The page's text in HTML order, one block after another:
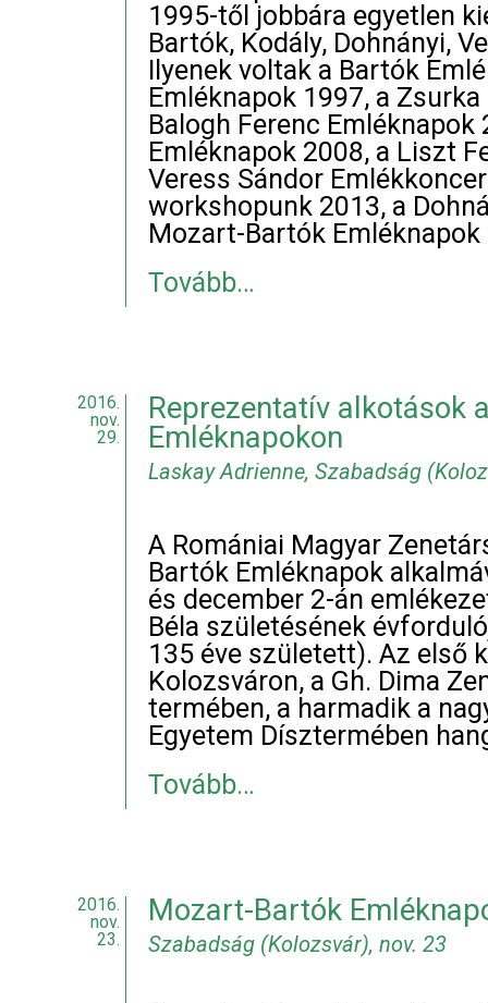
1995-től jobbára egyetlen
Bartók, Kodály, Dohnányi,
Ilyenek voltak a Bartók
Emléknapok 1997, a
Balogh Ferenc Emléknapok
Emléknapok 2008, a Liszt
Veress Sándor
workshopunk 2013, a
Mozart-Bartók Emléknapok
Tovább…
2016.
nov.
29.
Reprezentatív alkotások
Emléknapokon
Laskay Adrienne, Szabadság
A Romániai Magyar
Bartók Emléknapok
és december 2-án
Béla születésének
135 éve született). Az első
Kolozsváron, a Gh. Dima
termében, a harmadik a
Egyetem Dísztermében
Tovább…
2016.
nov.
23.
Mozart-Bartók
Szabadság (Kolozsvár), nov. 23